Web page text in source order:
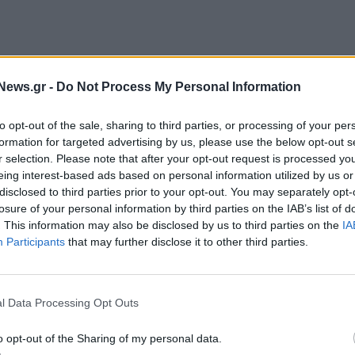
- Do Not Process My Personal Information
opt-out of the sale, sharing to third parties, or processing of your
for targeted advertising by us, please use the below opt-out
selection. Please note that after your opt-out request is processed
interest-based ads based on personal information utilized by us
to third parties prior to your opt-out. You may separately
of your personal information by third parties on the IAB’s list of
This information may also be disclosed by us to third parties on the
Participants that may further disclose it to other third parties.
Data Processing Opt Outs
opt-out of the Sharing of my personal data.
Κυριάκος Μητσοτάκης,
των 250 ευρώ σε περισσότερους από 1,4
και δικαιούχους επιδομάτων αναπηρίας.
για τα ζευγάρια όπου και οι δύο πληρούν τα
με ετήσιο εισόδημα έως 14.000 ευρώ για
και με ακίνητη περιουσία έως 200.000 ευρώ
ισχύει για τους συνταξιούχους με αναπηρία
1 εκατομμύριο νοικοκυριά θα λάβουν
αφορά ενοίκιο κύριας ή φοιτητικής